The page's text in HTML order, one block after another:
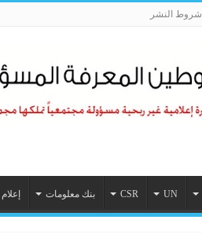
شروط النشر
UN
CSR بنك معلومات إعلام